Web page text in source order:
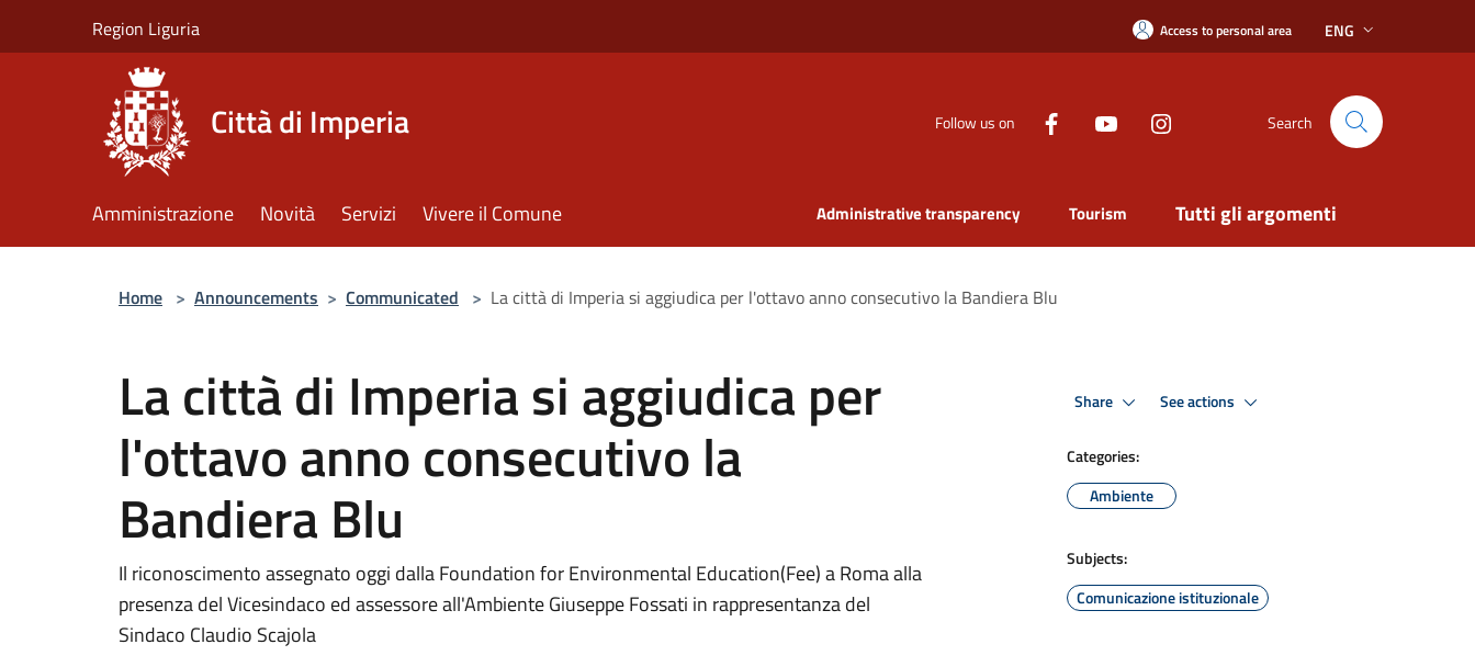
Region Liguria Access to personal area ENG
Città di Imperia Follow us on Search
Amministrazione Novità Servizi Vivere il Comune Administrative transparency Tourism Tutti gli argomenti
Home > Announcements > Communicated > La città di Imperia si aggiudica per l'ottavo anno consecutivo la Bandiera Blu
La città di Imperia si aggiudica per
l'ottavo anno consecutivo la
Bandiera Blu
Il riconoscimento assegnato oggi dalla Foundation for Environmental Education(Fee) a Roma alla
presenza del Vicesindaco ed assessore all'Ambiente Giuseppe Fossati in rappresentanza del
Sindaco Claudio Scajola
Share See actions
Categories:
Ambiente
Subjects:
Comunicazione istituzionale